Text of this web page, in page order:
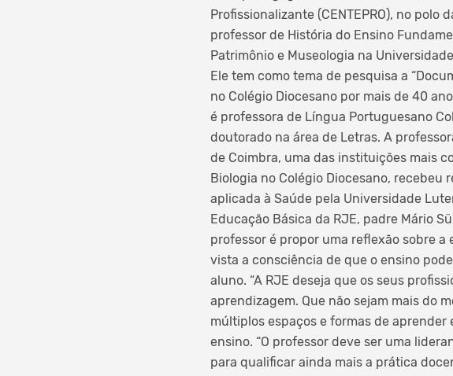
Profissionalizante (CENTEPRO), no
professor de História do Ensino
Patrimônio e Museologia na
Ele tem como tema de pesquisa a
no Colégio Diocesano por mais de 40
é professora de Língua Portuguesano
doutorado na área de Letras. A
de Coimbra, uma das instituições mais
Biologia no Colégio Diocesano,
aplicada à Saúde pela Universidade
Educação Básica da RJE, padre Mário
professor é propor uma reflexão sobre
vista a consciência de que o ensino
aluno. “A RJE deseja que os seus
aprendizagem. Que não sejam mais do
múltiplos espaços e formas de
ensino. “O professor deve ser uma
para qualificar ainda mais a prática